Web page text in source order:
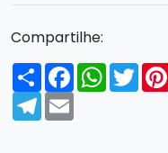
Compartilhe:
Compartilhar
Facebook
Telegram
Email